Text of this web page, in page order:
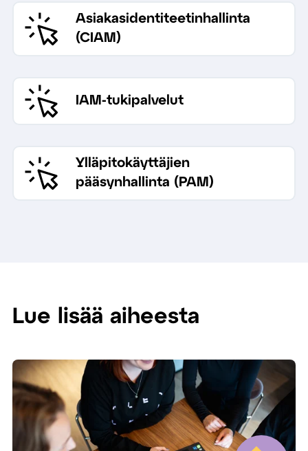
Asiakasidentiteetinhallinta
(CIAM)
IAM-tukipalvelut
Ylläpitokäyttäjien
pääsynhallinta (PAM)
Lue lisää aiheesta